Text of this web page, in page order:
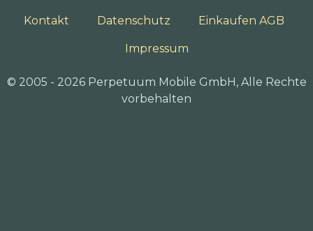
Kontakt Datenschutz Einkaufen AGB
Impressum
© 2005 - 2026 Perpetuum Mobile GmbH, Alle Rechte
vorbehalten